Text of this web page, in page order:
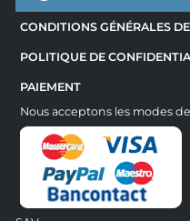
CONDITIONS GÉNÉRALES
POLITIQUE DE
PAIEMENT
Nous acceptons les modes